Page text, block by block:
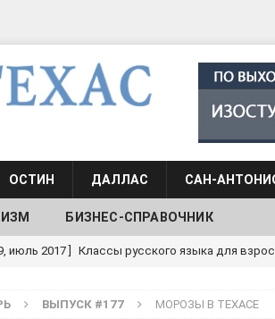
ОСТИН ДАЛЛАС САН-
БИЗНЕС-СПРАВОЧНИК
июль 2017 ] Классы русского языка для
июль 2017 ] Школа русского языка при
ВЫПУСК #177 МОРОЗЫ В ТЕХАСЕ